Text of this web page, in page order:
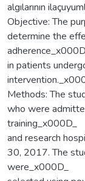
algılarının
Objective: The
determine the
in patients
Methods: The
who were
training_x000D_
and research
30, 2017. The
were_x000D_